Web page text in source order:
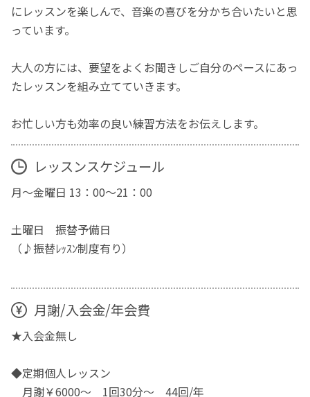
にレッスンを楽しんで、音楽の喜びを分かち合いたいと思
っています。
大人の方には、要望をよくお聞きしご自分のペースにあっ
たレッスンを組み立てていきます。
お忙しい方も効率の良い練習方法をお伝えします。
レッスンスケジュール
月～金曜日 13：00～21：00
土曜日 振替予備日
（♪振替ﾚｯｽﾝ制度有り）
月謝/入会金/年会費
★入会金無し
◆定期個人レッスン
月謝￥6000～ 1回30分～ 44回/年